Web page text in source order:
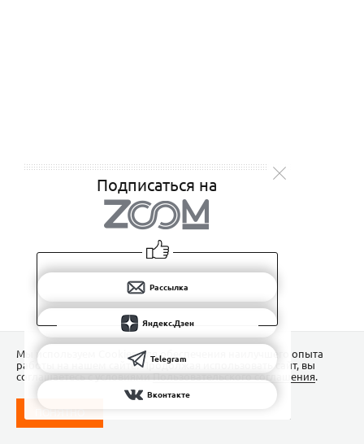
Подписаться на
Рассылка
Яндекс.Дзен
Telegram
Вконтакте
Мы используем Сookies для обеспечения наилучшего опыта
работы на нашем сайте. Продолжая использовать сайт, вы
соглашаетесь с условиямиПользовательского соглашения.
ПОНЯТНО